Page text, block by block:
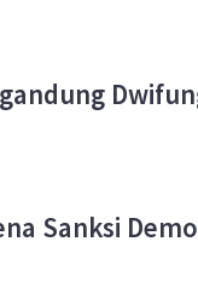
Sanksi